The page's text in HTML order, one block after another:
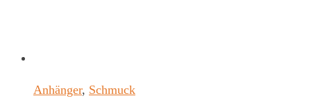
Anhänger, Schmuck